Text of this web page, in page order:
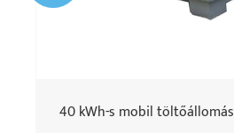
40 kWh-s mobil töltőállomás